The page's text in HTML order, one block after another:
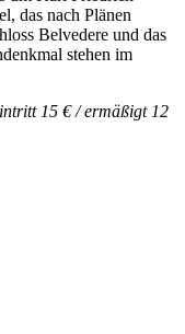
das nach Plänen
Belvedere und das
stehen im
15 € / ermäßigt 12